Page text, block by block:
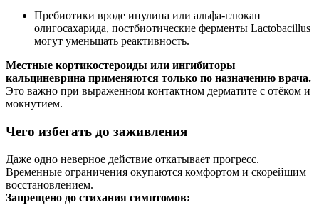
Пребиотики вроде инулина или альфа‑глюкан
олигосахарида, постбиотические ферменты Lactobacillus
могут уменьшать реактивность.
Местные кортикостероиды или ингибиторы
кальциневрина применяются только по назначению врача.
Это важно при выраженном контактном дерматите с отёком и
мокнутием.
Чего избегать до заживления
Даже одно неверное действие откатывает прогресс.
Временные ограничения окупаются комфортом и скорейшим
восстановлением.
Запрещено до стихания симптомов: